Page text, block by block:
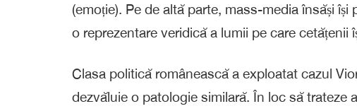
(emoție). Pe de altă parte, mass-media însăși
o reprezentare veridică a lumii pe care cetățenii
Clasa politică românească a exploatat cazul
dezvăluie o patologie similară. În loc să trateze